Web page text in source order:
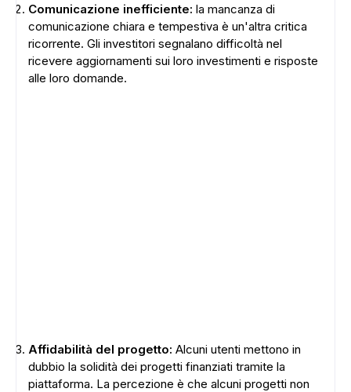
Comunicazione inefficiente: la mancanza di
comunicazione chiara e tempestiva è un'altra critica
ricorrente. Gli investitori segnalano difficoltà nel
ricevere aggiornamenti sui loro investimenti e risposte
alle loro domande.
Affidabilità del progetto: Alcuni utenti mettono in
dubbio la solidità dei progetti finanziati tramite la
piattaforma. La percezione è che alcuni progetti non